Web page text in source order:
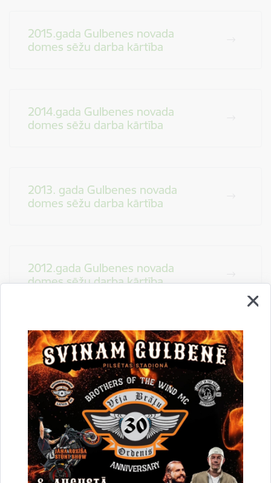
2015.gada Gulbenes novada
domes sēžu darba kārtība
2014.gada Gulbenes novada
domes sēžu darba kārtība
2013. gada Gulbenes novada
domes sēžu darba kārtība
2012.gada Gulbenes novada
domes sēžu darba kārtība
2011. gada Gulbenes novada
domes sēžu darba kārtība
2010. gada Gulbenes novada
domes sēžu darba kārtība